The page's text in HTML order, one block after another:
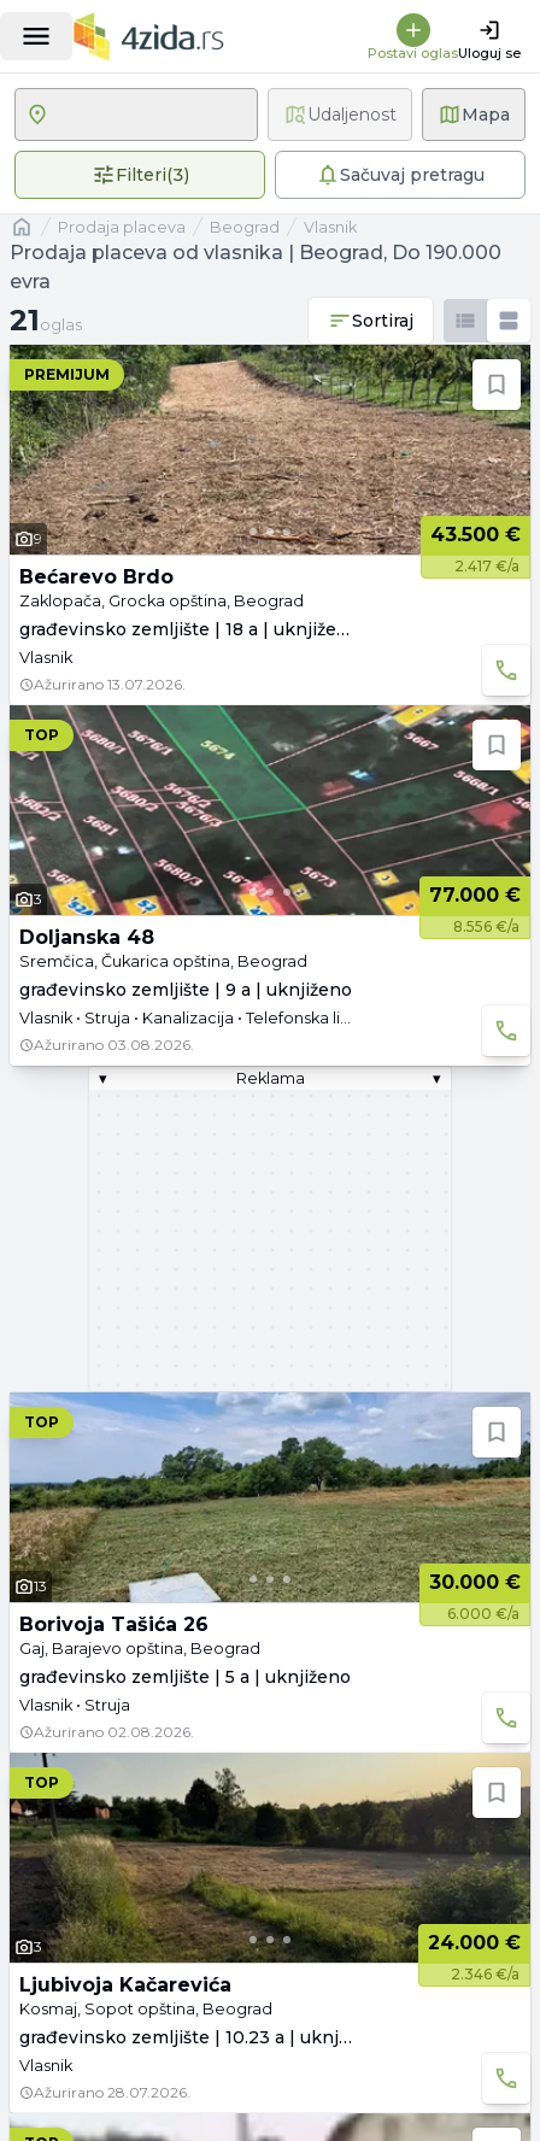
Postavi oglasUloguj se
Mapa
Filteri(3)3 primenjena filteraSačuvaj pretragu
Udaljenost
Naslovnaprodaja placeva Beograd vlasnik
Prodaja placeva od vlasnika | Beograd, Do 190.000
evra
21 oglas
21 oglas Sortiraj
PREMIJUM
9 43.500 €
2.417 €/a
Bećarevo Brdo
Zaklopača, Grocka opština, Beograd
građevinsko zemljište | 18 a | uknjiženo
Vlasnik
Ažurirano 13.07.2026.
TOP
3 77.000 €
8.556 €/a
Doljanska 48
Sremčica, Čukarica opština, Beograd
građevinsko zemljište | 9 a | uknjiženo
Vlasnik • Struja • Kanalizacija • Telefonska linija
Ažurirano 03.08.2026.
▾
Reklama ▾
TOP
13 30.000 €
6.000 €/a
Borivoja Tašića 26
Gaj, Barajevo opština, Beograd
građevinsko zemljište | 5 a | uknjiženo
Vlasnik • Struja
Ažurirano 02.08.2026.
TOP
3 24.000 €
2.346 €/a
Ljubivoja Kačarevića
Kosmaj, Sopot opština, Beograd
građevinsko zemljište | 10.23 a | uknjiženo
Vlasnik
Ažurirano 28.07.2026.